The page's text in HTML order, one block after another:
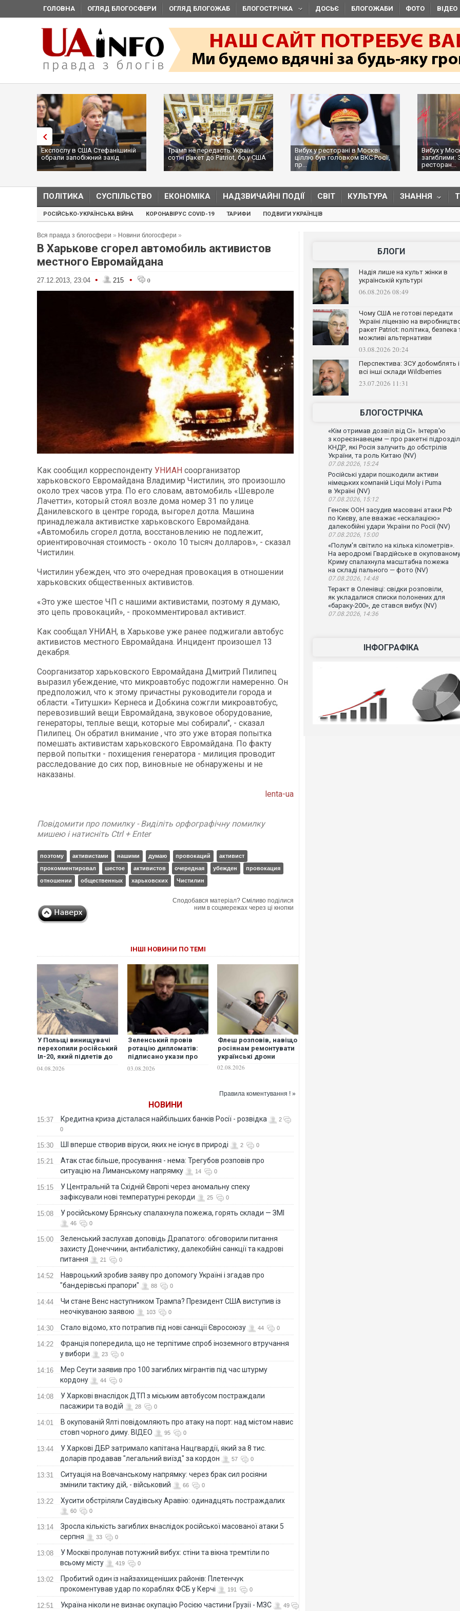
ГОЛОВНА ОГЛЯД БЛОГОСФЕРИ ОГЛЯД БЛОГОЖАБ БЛОГОСТРІЧКА ДОСЬЄ БЛОГОЖАБИ ФОТО ВІДЕО
Експослу в США Стефанішиній
обрали запобіжний захід
Трамп не передасть Україні
сотні ракет до Patriot, бо у США
...
Вибух у ресторані в Москві:
ціллю був головком ВКС Росії,
пр...
Вибух у
загиблими:
ресторан...
ПОЛІТИКА СУСПІЛЬСТВО ЕКОНОМІКА НАДЗВИЧАЙНІ ПОДІЇ СВІТ КУЛЬТУРА ЗНАННЯ
РОСІЙСЬКО-УКРАЇНСЬКА ВІЙНА КОРОНАВІРУС COVID-19 ТАРИФИ ПОДВИГИ УКРАЇНЦІВ
Вся правда з блогосфери » Новини блогосфери »
В Харькове сгорел автомобиль активистов
местного Евромайдана
27.12.2013, 23:04 • 215 • 0
Как сообщил корреспонденту УНИАН соорганизатор
харьковского Евромайдана Владимир Чистилин, это произошло
около трех часов утра. По его словам, автомобиль «Шевроле
Лачетти», который стоял возле дома номер 31 по улице
Данилевского в центре города, выгорел дотла. Машина
принадлежала активистке харьковского Евромайдана.
«Автомобиль сгорел дотла, восстановлению не подлежит,
ориентировочная стоимость - около 10 тысяч долларов», - сказал
Чистилин.
Чистилин убежден, что это очередная провокация в отношении
харьковских общественных активистов.
«Это уже шестое ЧП с нашими активистами, поэтому я думаю,
это цепь провокаций», - прокомментировал активист.
Как сообщал УНИАН, в Харькове уже ранее поджигали автобус
активистов местного Евромайдана. Инцидент произошел 13
декабря.
Соорганизатор харьковского Евромайдана Дмитрий Пилипец
выразил убеждение, что микроавтобус подожгли намеренно. Он
предположил, что к этому причастны руководители города и
области. «Титушки» Кернеса и Добкина сожгли микроавтобус,
перевозивший вещи Евромайдана, звуковое оборудование,
генераторы, теплые вещи, которые мы собирали", - сказал
Пилипец. Он обратил внимание , что это уже вторая попытка
помешать активистам харьковского Евромайдана. По факту
первой попытки - похищения генератора - милиция проводит
расследование до сих пор, виновные не обнаружены и не
наказаны.
lenta-ua
Повідомити про помилку - Виділіть орфографічну помилку
мишею і натисніть Ctrl + Enter
поэтому активистами нашими думаю провокаций
активист
прокомментировал
шестое активистов очередная убежден
провокация
отношении
общественных харьковских Чистилин
Сподобався матеріал? Сміливо поділися
ним в соцмережах через ці кнопки
ІНШІ НОВИНИ ПО ТЕМІ
У Польщі винищувачі
перехопили російський
Іл-20, який підлетів до
04.08.2026
Зеленський провів
ротацію дипломатів:
підписано укази про
шести країнах та
03.08.2026
Флеш розповів, навіщо
росіянам ремонтувати
українські дрони
02.08.2026
Правила коментування ! »
НОВИНИ
15:37 Кредитна криза дісталася найбільших банків Росії - розвідка
2
0
15:30 ШІ вперше створив віруси, яких не існує в природі 2 0
15:21
Атак стає більше, просування - нема: Трегубов розповів про
ситуацію на Лиманському напрямку
14 0
15:15
У Центральній та Східній Європі через аномальну спеку
зафіксували нові температурні рекорди
25 0
15:08 У російському Брянську спалахнула пожежа, горять склади — ЗМІ
46 0
15:00
Зеленський заслухав доповідь Драпатого: обговорили питання
захисту Донеччини, антибалістику, далекобійні санкції та кадрові
питання
21 0
14:52
Навроцький зробив заяву про допомогу Україні і згадав про
"бандерівські прапори"
88 0
14:44
Чи стане Венс наступником Трампа? Президент США виступив із
неочікуваною заявою
103 0
14:30 Стало відомо, хто потрапив під нові санкції Євросоюзу 44 0
14:22
Франція попередила, що не терпітиме спроб іноземного втручання
у вибори
23 0
14:16
Мер Сеути заявив про 100 загиблих мігрантів під час штурму
кордону
44 0
14:08
У Харкові внаслідок ДТП з міським автобусом постраждали
пасажири та водій
28 0
14:01
В окупованій Ялті повідомляють про атаку на порт: над містом навис
стовп чорного диму. ВІДЕО
95 0
13:44
У Харкові ДБР затримало капітана Нацгвардії, який за 8 тис.
доларів продавав "легальний виїзд" за кордон
57 0
13:31
Ситуація на Вовчанському напрямку: через брак сил росіяни
змінили тактику дій, - військовий
66 0
13:22 Хусити обстріляли Саудівську Аравію: одинадцять постраждалих
60 0
13:14
Зросла кількість загиблих внаслідок російської масованої атаки 5
серпня
33 0
13:08
У Москві пролунав потужний вибух: стіни та вікна тремтіли по
всьому місту
419 0
13:02
Пробитий один із найзахищеніших районів: Плетенчук
прокоментував удар по кораблях ФСБ у Керчі
191 0
12:51 Україна ніколи не визнає окупацію Росією частини Грузії - МЗС 49
БЛОГИ
Надія лише на культ жінки в
українській культурі
06.08.2026 08:49
Чому США не готові передати
Україні ліцензію на
ракет Patriot: політика, безпека
можливі альтернативи
03.08.2026 20:24
Перспектива: ЗСУ добомблять і
всі інші склади Wildberries
23.07.2026 11:31
БЛОГОСТРІЧКА
«Кім отримав дозвіл від Сі». Інтерв'ю
з кореєзнавецем — про ракетні
КНДР, які Росія залучить до обстрілів
України, та роль Китаю (NV)
07.08.2026, 15:24
Російські удари пошкодили активи
німецьких компаній Liqui Moly і Puma
в Україні (NV)
07.08.2026, 15:12
Генсек ООН засудив масовані атаки РФ
по Києву, але вважає «ескалацією»
далекобійні удари України по Росії (NV)
07.08.2026, 15:00
«Полум'я світило на кілька кілометрів».
На аеродромі Гвардійське в окупованому
Криму спалахнула масштабна пожежа
на складі пального — фото (NV)
07.08.2026, 14:48
Теракт в Оленівці: свідки розповіли,
як укладалися списки полонених для
«бараку-200», де стався вибух (NV)
07.08.2026, 14:36
ІНФОГРАФІКА
Ворог завдав комбінованого
після атаки БПЛА по ринку на
В окупованій Ялті повідомляють
порт: над містом навис стовп